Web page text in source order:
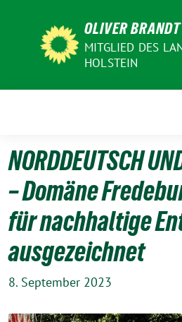
OLIVER BRANDT
MITGLIED DES
HOLSTEIN
NORDDEUTSCH
– Domäne
für nachhaltige
ausgezeichnet
8. September 2023